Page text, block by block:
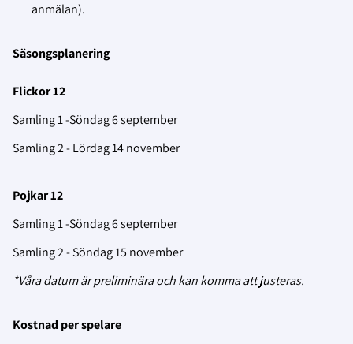
anmälan).
Säsongsplanering
Flickor 12
Samling 1 -Söndag 6 september
Samling 2 - Lördag 14 november
Pojkar 12
Samling 1 -Söndag 6 september
Samling 2 - Söndag 15 november
*Våra datum är preliminära och kan komma att justeras.
Kostnad per spelare